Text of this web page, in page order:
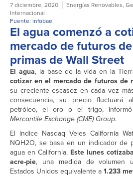
7 diciembre, 2020 Energías Renovables,
Internacional
Fuente: infobae
El agua comenzó a
mercado de futuros
primas de Wall Street
El agua, la base de la vida en la
cotizar en el mercado de futuros de
su creciente escasez en cada vez
consecuencia, su precio fluctuará
petróleo, el oro o el trigo,
Mercantile Exchange (CME) Group.
El índice Nasdaq Veles California
NQH2O, se basa en un indicador de
agua en California. Este lunes
acre-pie, una medida de volumen
Estados Unidos equivalente a1.233